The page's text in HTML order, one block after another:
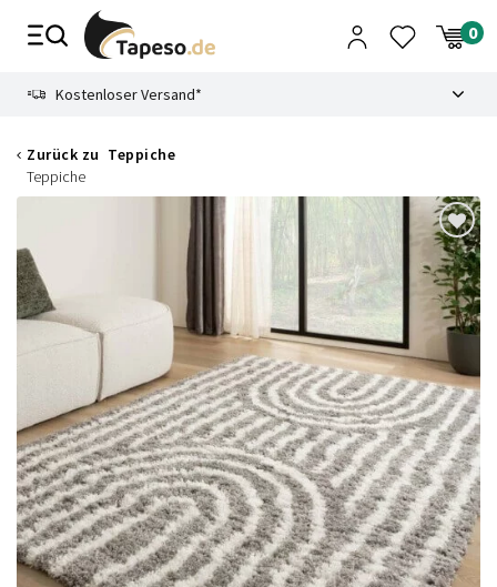
Zusammenbruch
Kostenloser Versand*
Zurück zu Teppiche
Teppiche